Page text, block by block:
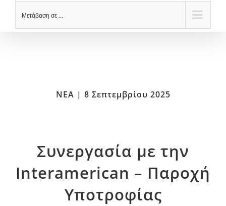
Μετάβαση σε ...
NEA | 8 Σεπτεμβρίου 2025
Συνεργασία με την
Interamerican – Παροχή
Υποτροφίας